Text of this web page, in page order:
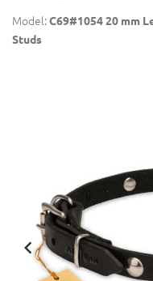
Model:C69#1054 20 mm
Studs